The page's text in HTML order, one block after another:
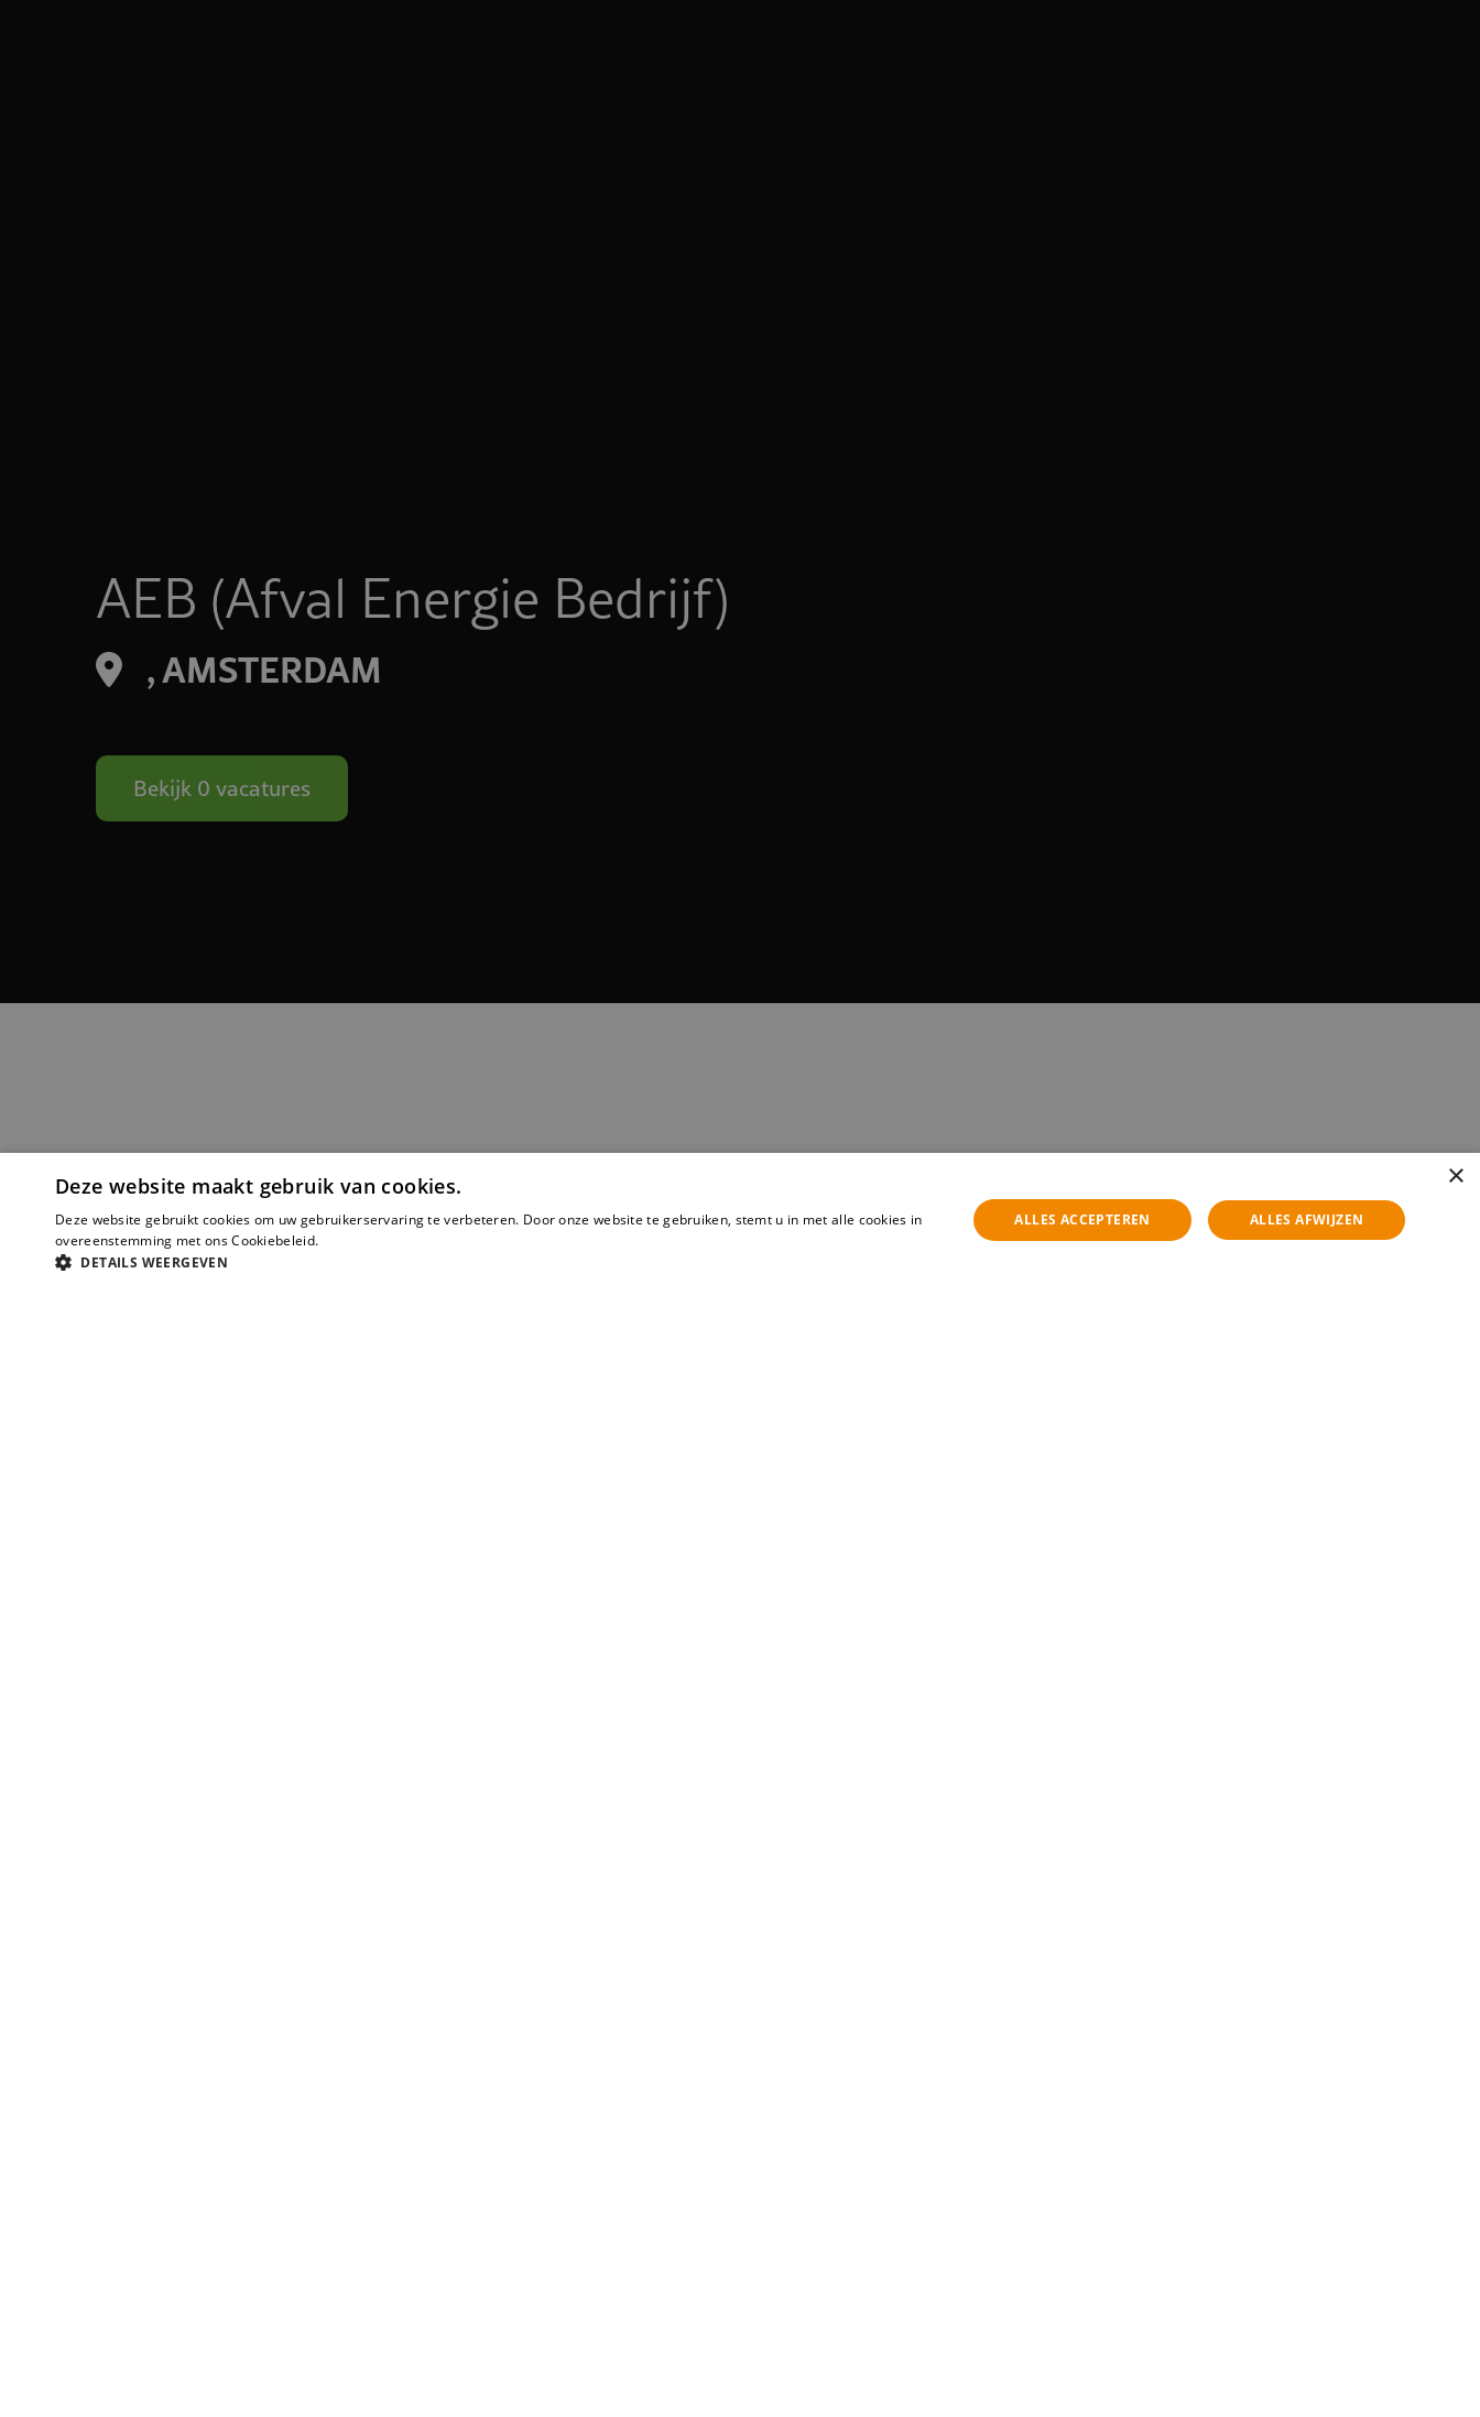
AEB (Afval Energie Bedrijf)
, AMSTERDAM
Bekijk 0 vacatures
×
Deze website maakt gebruik van cookies.
Deze website gebruikt cookies om uw gebruikerservaring te verbeteren. Door onze website te gebruiken, stemt u in met alle cookies in
overeenstemming met ons Cookiebeleid.
DETAILS WEERGEVEN
ALLES ACCEPTEREN ALLES AFWIJZEN